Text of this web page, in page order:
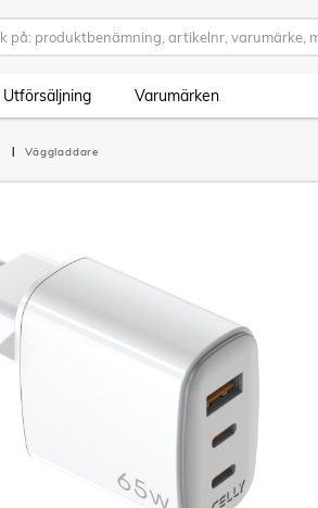
Utförsäljning Varumärken
Väggladdare